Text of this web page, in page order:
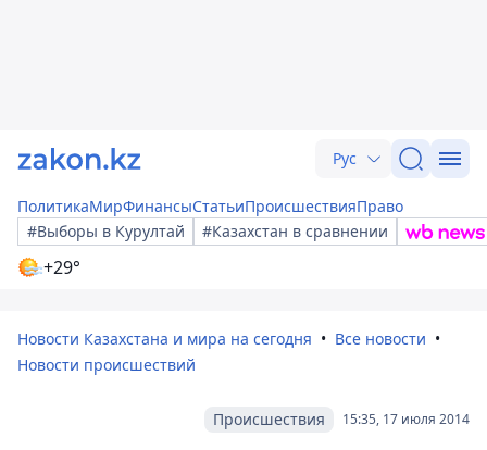
Рус
ПолитикаМирФинансыСтатьиПроисшествияПраво
#Выборы в Курултай
#Казахстан в сравнении
+29°
Новости Казахстана и мира на сегодня
Все новости
Новости происшествий
15:35, 17 июля 2014
Происшествия